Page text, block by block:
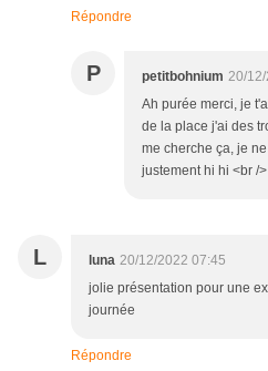
Répondre
P petitbohnium 20/
Ah purée merci, je
de la place j'ai des
me cherche ça, je
justement hi hi <br /
L luna 20/12/2022 07:45
jolie présentation pour une
journée
Répondre